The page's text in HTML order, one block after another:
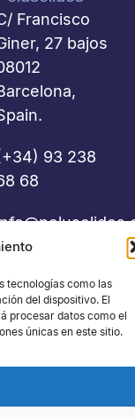
tecnologías como las
del dispositivo. El
procesar datos como el
únicas en este sitio.
Francisco
27 bajos
93 238
68
- Organized by:
Registry: folio 22,